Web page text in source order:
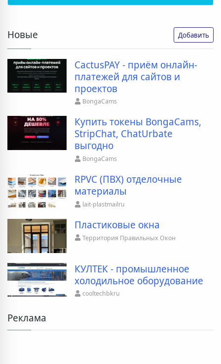
Новые Добавить
CactusPAY - приём онлайн-
платежей для сайтов и
проектов
BongaCams
Купить токены BongaCams,
StripChat, ChatUrbate
выгодно
BongaCams
RPVC (ПВХ) отделочные
материалы
lait-plastmailru
Пластиковые окна
Территория Правильных Окон
КУЛТЕК - промышленное
холодильное оборудование
cooltechbkru
Реклама